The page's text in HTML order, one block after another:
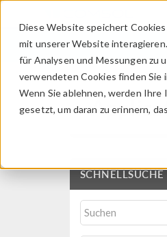
Diese Website speichert
mit unserer Website
für Analysen und Messungen zu
verwendeten Cookies finden
Wenn Sie ablehnen, werden
gesetzt, um daran zu erinnern,
SCHNELLSUCHE